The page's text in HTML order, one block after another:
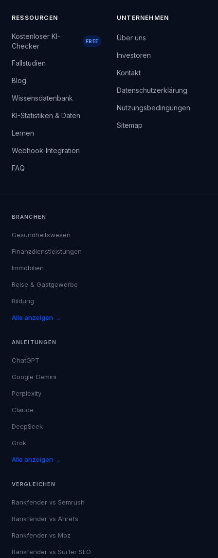
RESSOURCEN
Kostenloser KI-
Checker
FREE
Fallstudien
Blog
Wissensdatenbank
KI-Statistiken & Daten
Lernen
Webhook-Integration
FAQ
UNTERNEHMEN
Über uns
Investoren
Kontakt
Datenschutzerklärung
Nutzungsbedingungen
Sitemap
BRANCHEN
Gesundheitswesen
Finanzdienstleistungen
Immobilien
Reise & Gastgewerbe
Bildung
Alle anzeigen →
ANLEITUNGEN
ChatGPT
Google Gemini
Perplexity
Claude
DeepSeek
Grok
Alle anzeigen →
VERGLEICHEN
Rankfender vs Semrush
Rankfender vs Ahrefs
Rankfender vs Moz
Rankfender vs Surfer SEO